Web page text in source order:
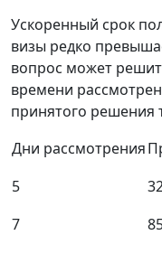
Ускоренный срок
визы редко
вопрос может
времени
принятого решения
Дни рассмотрения
5
7